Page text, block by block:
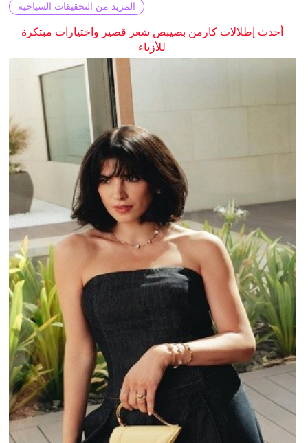
المزيد من التحقيقات السياحية
أحدث إطلالات كارمن بصيبص شعر قصير واختيارات مبتكرة
للأزياء